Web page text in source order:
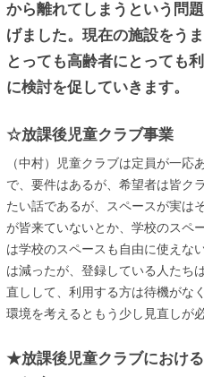
から離れてしまうという問
げました。現在の施設をう
とっても高齢者にとっても
に検討を促していきます。
☆放課後児童クラブ事業
（中村）児童クラブは定員が一
で、要件はあるが、希望者は皆ク
たい話であるが、スペースが実は
が皆来ていないとか、学校のスペ
は学校のスペースも自由に使えな
は減ったが、登録している人たち
直しして、利用する方は待機がな
環境を考えるともう少し見直しが
★放課後児童クラブにおけ